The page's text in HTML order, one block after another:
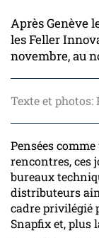
Après Genève
les Feller
novembre, au
Texte et photos:
Pensées
rencontres, ces
bureaux
distributeurs
cadre privilégié
Snapfix et, plus